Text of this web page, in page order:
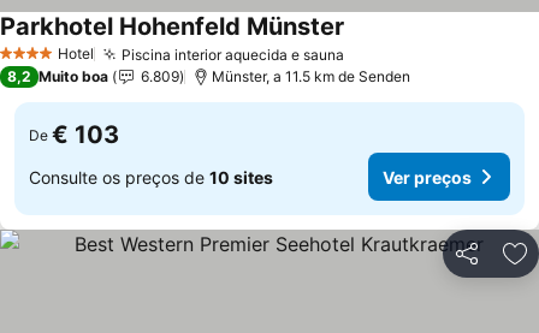
4 EstrelasHotel Piscina interior aquecida e sauna
Parkhotel Hohenfeld Münster
8,2 Muito boa 6.809 Münster, a 11.5 km de Senden
De € 103
Consulte os preços de 10 sites Ver preços
Partilhar